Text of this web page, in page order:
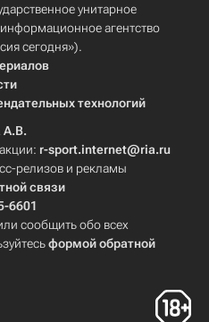
унитарное
агентство
сегодня»).
технологий
А.В.
r-sport.internet@ria.ru
релизов и рекламы
связи
6601
сообщить обо всех
формой обратной